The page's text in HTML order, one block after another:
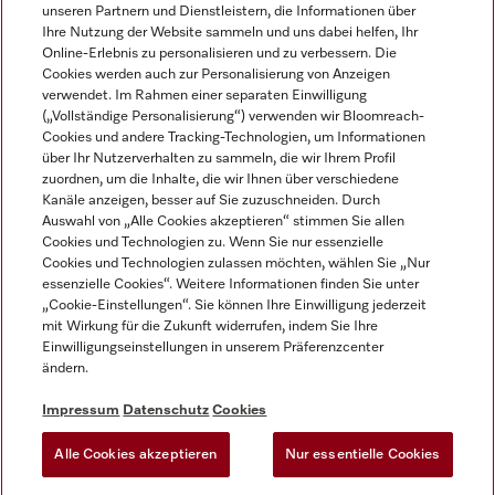
Impressum
AGB
Datenschutz
Nutzungsbedingungen
EU-Gesetzen über digitale Dienste
Cookie Einstellungen
Miele auf Instagram
Miele auf Facebook
Miele auf Youtube
unseren Partnern und Dienstleistern, die Informationen über
Ihre Nutzung der Website sammeln und uns dabei helfen, Ihr
Online-Erlebnis zu personalisieren und zu verbessern. Die
Cookies werden auch zur Personalisierung von Anzeigen
verwendet. Im Rahmen einer separaten Einwilligung
(„Vollständige Personalisierung“) verwenden wir Bloomreach-
Cookies und andere Tracking-Technologien, um Informationen
über Ihr Nutzerverhalten zu sammeln, die wir Ihrem Profil
zuordnen, um die Inhalte, die wir Ihnen über verschiedene
Kanäle anzeigen, besser auf Sie zuzuschneiden. Durch
Auswahl von „Alle Cookies akzeptieren“ stimmen Sie allen
Cookies und Technologien zu. Wenn Sie nur essenzielle
Cookies und Technologien zulassen möchten, wählen Sie „Nur
essenzielle Cookies“. Weitere Informationen finden Sie unter
„Cookie-Einstellungen“. Sie können Ihre Einwilligung jederzeit
mit Wirkung für die Zukunft widerrufen, indem Sie Ihre
Einwilligungseinstellungen in unserem Präferenzcenter
ändern.
Impressum Datenschutz Cookies
Alle Cookies akzeptieren Nur essentielle Cookies